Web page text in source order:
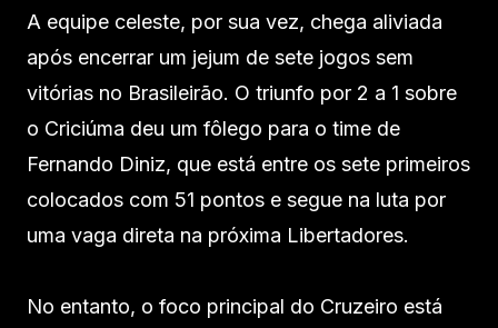
A equipe celeste, por sua vez, chega aliviada
após encerrar um jejum de sete jogos sem
vitórias no Brasileirão. O triunfo por 2 a 1 sobre
o Criciúma deu um fôlego para o time de
Fernando Diniz, que está entre os sete primeiros
colocados com 51 pontos e segue na luta por
uma vaga direta na próxima Libertadores.
No entanto, o foco principal do Cruzeiro está